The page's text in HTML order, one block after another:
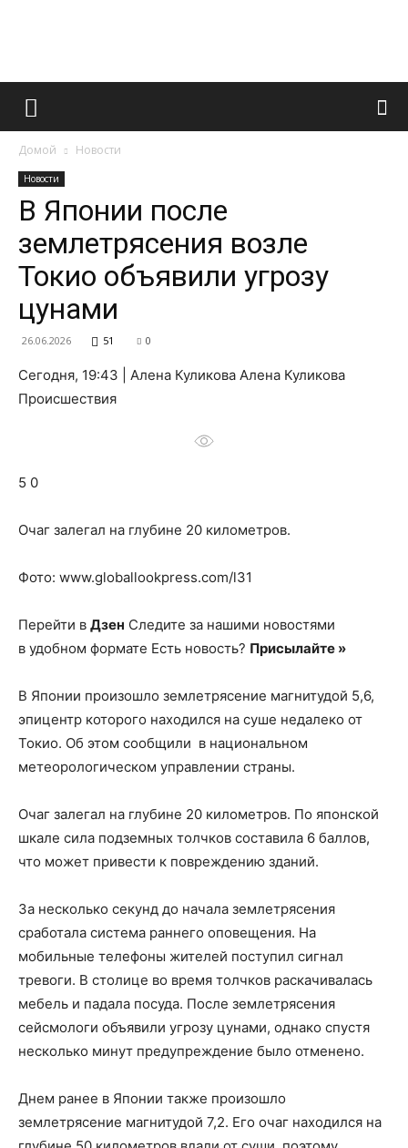
Французский
и
Домой Новости
Новости
В Японии после
землетрясения возле
Токио объявили угрозу
цунами
26.06.2026 51 0
Сегодня, 19:43 | Алена Куликова Алена Куликова
Происшествия
5 0
Очаг залегал на глубине 20 километров.
Фото: www.globallookpress.com/l31
Перейти в Дзен Следите за нашими новостями
в удобном формате Есть новость? Присылайте »
В Японии произошло землетрясение магнитудой 5,6,
эпицентр которого находился на суше недалеко от
Токио. Об этом сообщили в национальном
метеорологическом управлении страны.
Очаг залегал на глубине 20 километров. По японской
шкале сила подземных толчков составила 6 баллов,
что может привести к повреждению зданий.
За несколько секунд до начала землетрясения
сработала система раннего оповещения. На
мобильные телефоны жителей поступил сигнал
тревоги. В столице во время толчков раскачивалась
мебель и падала посуда. После землетрясения
сейсмологи объявили угрозу цунами, однако спустя
несколько минут предупреждение было отменено.
Днем ранее в Японии также произошло
землетрясение магнитудой 7,2. Его очаг находился на